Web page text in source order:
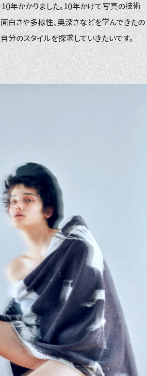
年かかりました。10年かけて写真の技術
白さや多様性、奥深さなどを学んできたの
分のスタイルを探求していきたいです。